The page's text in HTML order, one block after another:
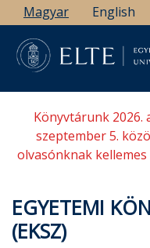
Ugrás
a
tartalomra
Magyar English
Könyvtárunk 2026.
szeptember 5.
olvasónknak
EGYETEMI
(EKSZ)